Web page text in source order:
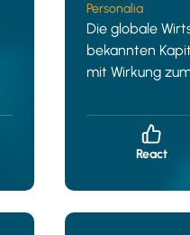
Personalia
Die globale
bekannten
mit Wirkung
React